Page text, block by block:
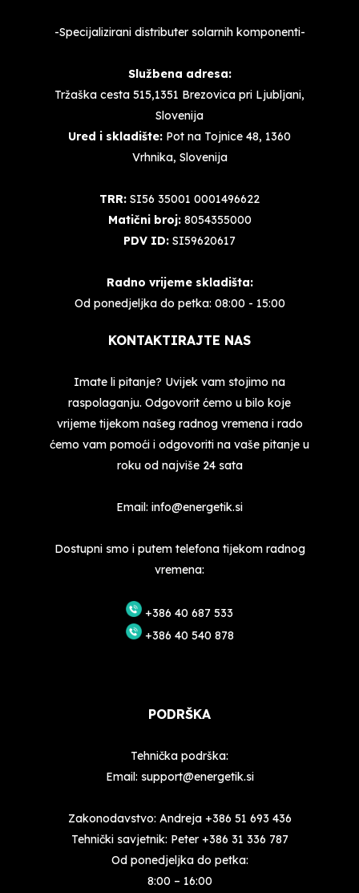
-Specijalizirani distributer solarnih komponenti-
Službena adresa:
Tržaška cesta 515,1351 Brezovica pri Ljubljani,
Slovenija
Ured i skladište: Pot na Tojnice 48, 1360
Vrhnika, Slovenija
TRR: SI56 35001 0001496622
Matični broj:8054355000
PDV ID: SI59620617
Radno vrijeme skladišta:
Od ponedjeljka do petka: 08:00 - 15:00
KONTAKTIRAJTE NAS
Imate li pitanje? Uvijek vam stojimo na
raspolaganju. Odgovorit ćemo u bilo koje
vrijeme tijekom našeg radnog vremena i rado
ćemo vam pomoći i odgovoriti na vaše pitanje u
roku od najviše 24 sata
Email: info@energetik.si
Dostupni smo i putem telefona tijekom radnog
vremena:
+386 40 687 533
+386 40 540 878
PODRŠKA
Tehnička podrška:
Email: support@energetik.si
Zakonodavstvo: Andreja +386 51 693 436
Tehnički savjetnik: Peter +386 31 336 787
Od ponedjeljka do petka:
8:00 – 16:00